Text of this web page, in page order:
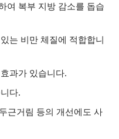
여 복부 지방 감소를 돕습
는 비만 체질에 적합합니
과가 있습니다.
다.
근거림 등의 개선에도 사